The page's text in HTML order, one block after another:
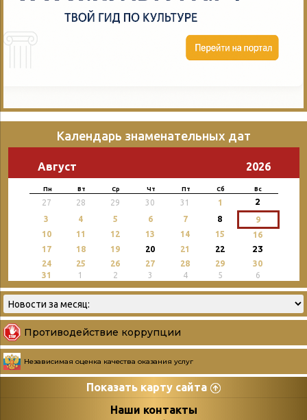
Календарь знаменательных дат
Август 2026
Пн Вт Ср Чт Пт Сб Вс
27 28 29 30 31 1 2
3 4 5 6 7 8
9
10
11 12 13 14 15
16
17
18 19 20 21 22 23
24 25 26 27 28 29
30
31
1 2 3 4 5 6
Противодействие коррупции
Независимая оценка качества оказания услуг
Показать карту сайта
СтраницыНаши контакты